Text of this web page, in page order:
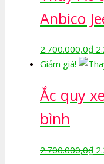
Anbico
2.700.000,0₫
Giảm giá!
Ắc quy
bình
2.700.000,0₫